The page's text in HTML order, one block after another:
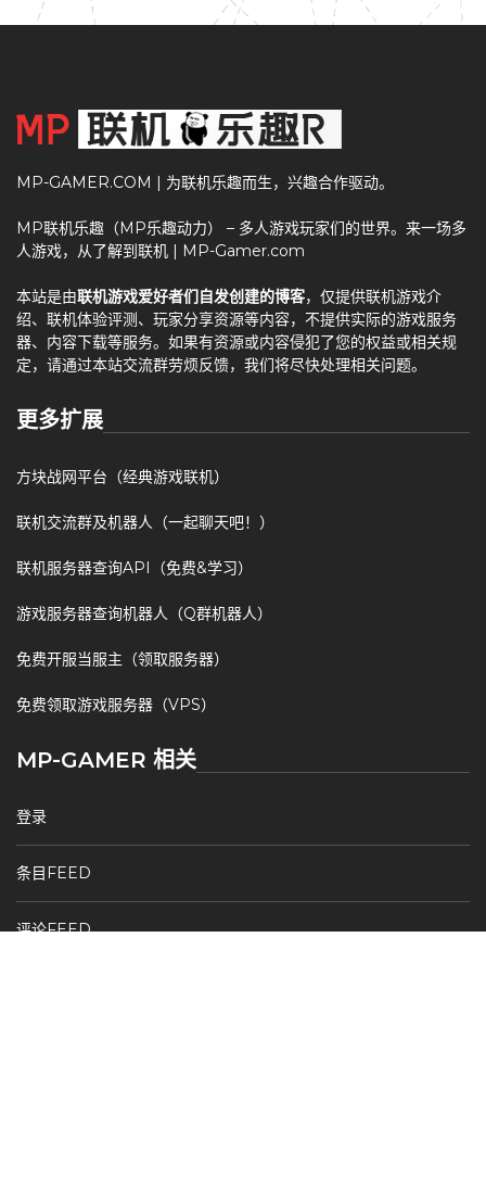
MP-GAMER.COM | 为联机乐趣而生，兴趣合作驱动。
MP联机乐趣（MP乐趣动力） – 多人游戏玩家们的世界。来一场多
人游戏，从了解到联机 | MP-Gamer.com
本站是由联机游戏爱好者们自发创建的博客，仅提供联机游戏介
绍、联机体验评测、玩家分享资源等内容，不提供实际的游戏服务
器、内容下载等服务。如果有资源或内容侵犯了您的权益或相关规
定，请通过本站交流群劳烦反馈，我们将尽快处理相关问题。
更多扩展
方块战网平台（经典游戏联机）
联机交流群及机器人（一起聊天吧！）
联机服务器查询API（免费&学习）
游戏服务器查询机器人（Q群机器人）
免费开服当服主（领取服务器）
免费领取游戏服务器（VPS）
MP-GAMER 相关
登录
条目FEED
评论FEED